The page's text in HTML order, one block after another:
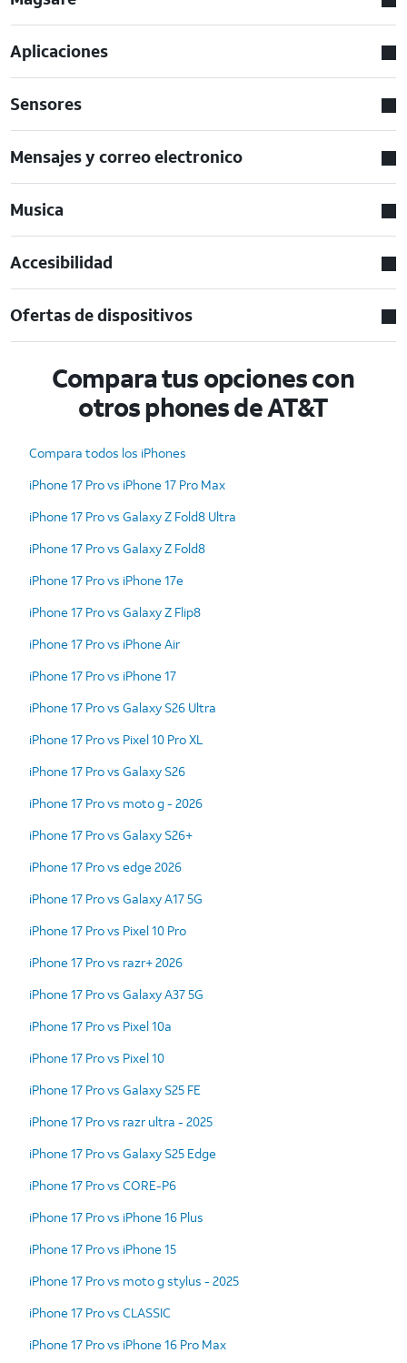
Aplicaciones
Sensores
Mensajes y correo electronico
Musica
Accesibilidad
Ofertas de dispositivos
Compara tus opciones con
otros phones de AT&T
Compara todos los iPhones
iPhone 17 Pro vs iPhone 17 Pro Max
iPhone 17 Pro vs Galaxy Z Fold8 Ultra
iPhone 17 Pro vs Galaxy Z Fold8
iPhone 17 Pro vs iPhone 17e
iPhone 17 Pro vs Galaxy Z Flip8
iPhone 17 Pro vs iPhone Air
iPhone 17 Pro vs iPhone 17
iPhone 17 Pro vs Galaxy S26 Ultra
iPhone 17 Pro vs Pixel 10 Pro XL
iPhone 17 Pro vs Galaxy S26
iPhone 17 Pro vs moto g - 2026
iPhone 17 Pro vs Galaxy S26+
iPhone 17 Pro vs edge 2026
iPhone 17 Pro vs Galaxy A17 5G
iPhone 17 Pro vs Pixel 10 Pro
iPhone 17 Pro vs razr+ 2026
iPhone 17 Pro vs Galaxy A37 5G
iPhone 17 Pro vs Pixel 10a
iPhone 17 Pro vs Pixel 10
iPhone 17 Pro vs Galaxy S25 FE
iPhone 17 Pro vs razr ultra - 2025
iPhone 17 Pro vs Galaxy S25 Edge
iPhone 17 Pro vs CORE-P6
iPhone 17 Pro vs iPhone 16 Plus
iPhone 17 Pro vs iPhone 15
iPhone 17 Pro vs moto g stylus - 2025
iPhone 17 Pro vs CLASSIC
iPhone 17 Pro vs iPhone 16 Pro Max